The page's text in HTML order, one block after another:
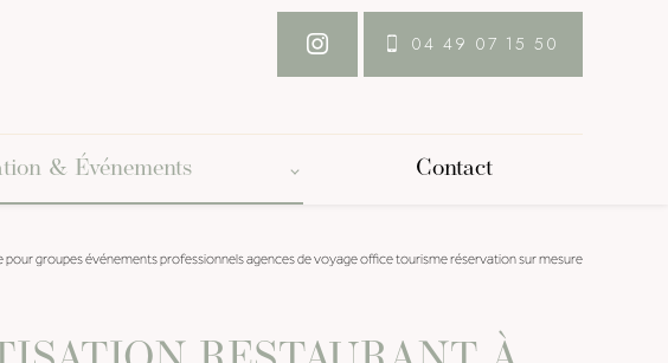
04 49 07 15 50
& Événements Contact
groupes événements professionnels agences de voyage office tourisme réservation sur mesure